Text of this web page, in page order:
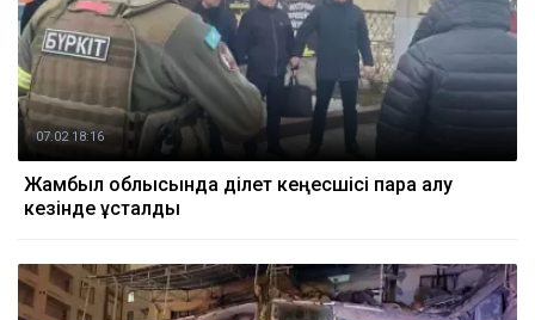
07.02 18:16
Жамбыл облысында әділет кеңесшісі пара алу
кезінде ұсталды